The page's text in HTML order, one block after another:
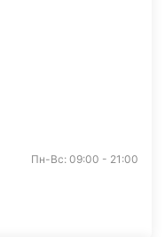
Пн-Вс: 09:00 - 21:00